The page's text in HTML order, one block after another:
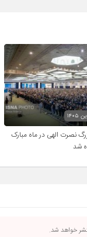
نصرت الهی در ماه مبارک
شد
خواهد شد.